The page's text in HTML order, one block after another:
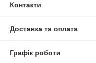
Контакти
Доставка та оплата
Графік роботи